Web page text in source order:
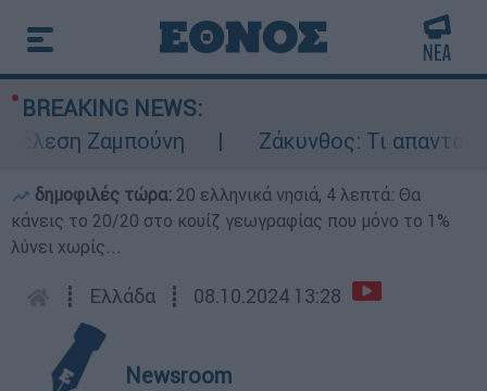
BREAKING NEWS:
Ζαμπούνη
Ζάκυνθος: Τι απαντά η
δημοφιλές τώρα: 20 ελληνικά νησιά, 4 λεπτά: Θα
κάνεις το 20/20 στο κουίζ γεωγραφίας που μόνο το 1%
λύνει χωρίς...
┋ Ελλάδα ┋ 08.10.2024 13:28
Newsroom